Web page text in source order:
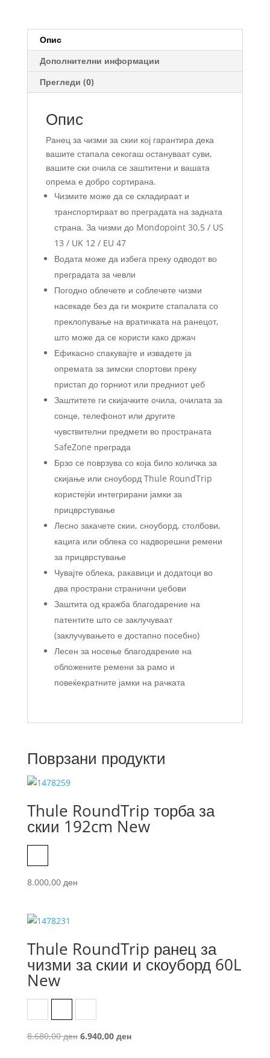
60L
количина
Опис
Дополнителни информации
Прегледи (0)
Опис
Ранец за чизми за скии кој гарантира дека
вашите стапала секогаш остануваат суви,
вашите ски очила се заштитени и вашата
опрема е добро сортирана.
Чизмите може да се складираат и
транспортираат во преградата на задната
страна. За чизми до Mondopoint 30,5 / US
13 / UK 12 / EU 47
Водата може да избега преку одводот во
преградата за чевли
Погодно облечете и соблечете чизми
насекаде без да ги мокрите стапалата со
преклопување на вратичката на ранецот,
што може да се користи како држач
Ефикасно спакувајте и извадете ја
опремата за зимски спортови преку
пристап до горниот или предниот џеб
Заштитете ги скијачките очила, очилата за
сонце, телефонот или другите
чувствителни предмети во пространата
SafeZone преграда
Брзо се поврзува со која било количка за
скијање или сноуборд Thule RoundTrip
користејќи интегрирани јамки за
прицврстување
Лесно закачете скии, сноуборд, столбови,
кацига или облека со надворешни ремени
за прицврстување
Чувајте облека, ракавици и додатоци во
два пространи странични џебови
Заштита од кражба благодарение на
патентите што се заклучуваат
(заклучувањето е достапно посебно)
Лесен за носење благодарение на
обложените ремени за рамо и
повеќекратните јамки на рачката
Поврзани продукти
Thule RoundTrip торба за
скии 192cm New
8.000,00 ден
Thule RoundTrip ранец за
чизми за скии и скоуборд 60L
New
8.680,00ден Original
6.940,00 денCurrent